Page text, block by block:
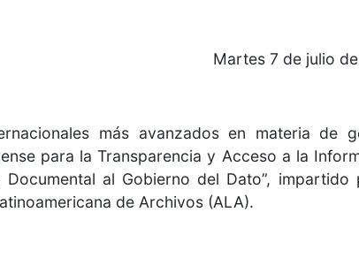
Martes 7 de julio
más avanzados en materia de
para la Transparencia y Acceso a la
al Gobierno del Dato”, impartido
de Archivos (ALA).